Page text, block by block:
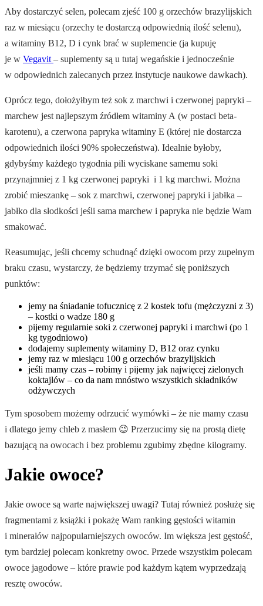
Aby dostarczyć selen, polecam zjeść 100 g orzechów brazylijskich
raz w miesiącu (orzechy te dostarczą odpowiednią ilość selenu),
a witaminy B12, D i cynk brać w suplemencie (ja kupuję
je w Vegavit – suplementy są u tutaj wegańskie i jednocześnie
w odpowiednich zalecanych przez instytucje naukowe dawkach).
Oprócz tego, dołożyłbym też sok z marchwi i czerwonej papryki –
marchew jest najlepszym źródłem witaminy A (w postaci beta-
karotenu), a czerwona papryka witaminy E (której nie dostarcza
odpowiednich ilości 90% społeczeństwa). Idealnie byłoby,
gdybyśmy każdego tygodnia pili wyciskane samemu soki
przynajmniej z 1 kg czerwonej papryki i 1 kg marchwi. Można
zrobić mieszankę – sok z marchwi, czerwonej papryki i jabłka –
jabłko dla słodkości jeśli sama marchew i papryka nie będzie Wam
smakować.
Reasumując, jeśli chcemy schudnąć dzięki owocom przy zupełnym
braku czasu, wystarczy, że będziemy trzymać się poniższych
punktów:
jemy na śniadanie tofucznicę z 2 kostek tofu (mężczyzni z 3)
– kostki o wadze 180 g
pijemy regularnie soki z czerwonej papryki i marchwi (po 1
kg tygodniowo)
dodajemy suplementy witaminy D, B12 oraz cynku
jemy raz w miesiącu 100 g orzechów brazylijskich
jeśli mamy czas – robimy i pijemy jak najwięcej zielonych
koktajlów – co da nam mnóstwo wszystkich składników
odżywczych
Tym sposobem możemy odrzucić wymówki – że nie mamy czasu
i dlatego jemy chleb z masłem 😉 Przerzucimy się na prostą dietę
bazującą na owocach i bez problemu zgubimy zbędne kilogramy.
Jakie owoce?
Jakie owoce są warte największej uwagi? Tutaj również posłużę się
fragmentami z książki i pokażę Wam ranking gęstości witamin
i minerałów najpopularniejszych owoców. Im większa jest gęstość,
tym bardziej polecam konkretny owoc. Przede wszystkim polecam
owoce jagodowe – które prawie pod każdym kątem wyprzedzają
resztę owoców.